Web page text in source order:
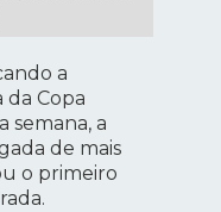
a
da Copa
semana, a
de mais
o primeiro